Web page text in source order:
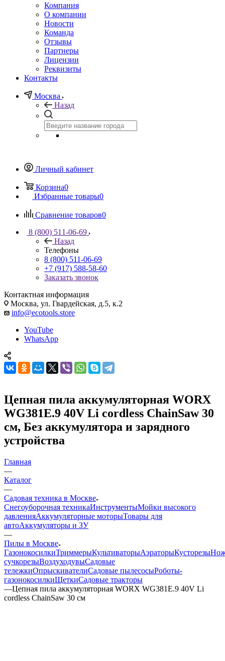
Компания
О компании
Новости
Команда
Отзывы
Партнеры
Лицензии
Реквизиты
Контакты
Москва
Назад
Личный кабинет
Корзина0
Избранные товары0
Сравнение товаров0
8 (800) 511-06-69
Назад
Телефоны
8 (800) 511-06-69
+7 (917) 588-58-60
Заказать звонок
Контактная информация
Москва, ул. Гвардейская, д.5, к.2
info@ecotools.store
YouTube
WhatsApp
Цепная пила аккумуляторная WORX
WG381E.9 40V Li cordless ChainSaw 30
см, Без аккумулятора и зарядного
устройства
Главная
—
Каталог
—
Садовая техника в Москве
Снегоуборочная техникаИнструментыМойки высокого
давленияАккумуляторные моторыТовары для
автоАккумуляторы и ЗУ
—
Пилы в Москве
ГазонокосилкиТриммерыКультиваторыАэраторыКусторезы
сучкорезыВоздуходувыСадовые
тележкиОпрыскивателиСадовые пылесосыРоботы-
газонокосилкиЩеткиСадовые тракторы
—Цепная пила аккумуляторная WORX WG381E.9 40V Li
cordless ChainSaw 30 см